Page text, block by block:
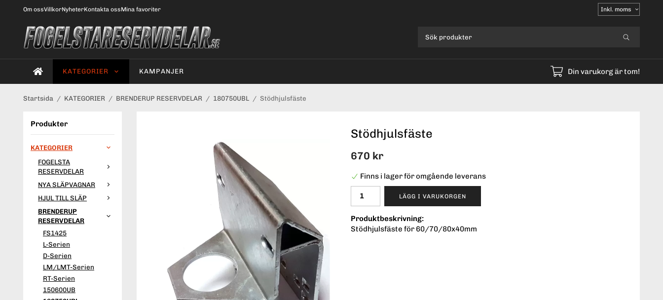
Om ossVillkorNyheterKontakta ossMina favoriter
Välj
moms
KATEGORIER KAMPANJER Din varukorg är tom!
Startsida / KATEGORIER / BRENDERUP RESERVDELAR / 180750UBL / Stödhjulsfäste
Produkter
KATEGORIER
FOGELSTA
RESERVDELAR
NYA SLÄPVAGNAR
HJUL TILL SLÄP
BRENDERUP
RESERVDELAR
FS1425
L-Serien
D-Serien
LM/LMT-Serien
RT-Serien
150600UB
Stödhjulsfäste
670 kr
Finns i lager för omgående leverans
LÄGG I VARUKORGEN
Produktbeskrivning:
Stödhjulsfäste för 60/70/80x40mm